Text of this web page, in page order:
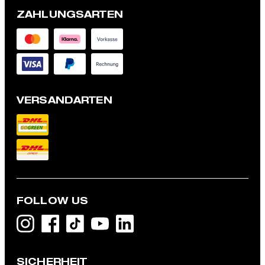
489,00 €
ZAHLUNGSARTEN
VERSANDARTEN
FOLLOW US
SICHERHEIT